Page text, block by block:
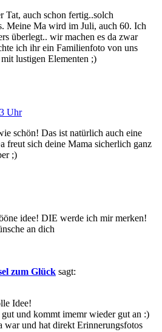
Tat, auch schon fertig..solch
Meine Ma wird im Juli, auch 60. Ich
überlegt.. wir machen es da zwar
ich ihr ein Familienfoto von uns
lustigen Elementen ;)
Uhr
schön! Das ist natürlich auch eine
freut sich deine Mama sicherlich ganz
;)
idee! DIE werde ich mir merken!
an dich
zum Glück sagt:
Idee!
und kommt imemr wieder gut an :)
war und hat direkt Erinnerungsfotos